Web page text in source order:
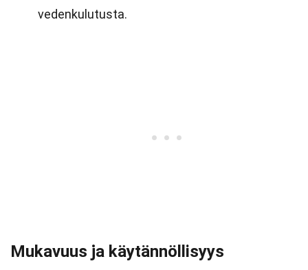
vedenkulutusta.
Mukavuus ja käytännöllisyys